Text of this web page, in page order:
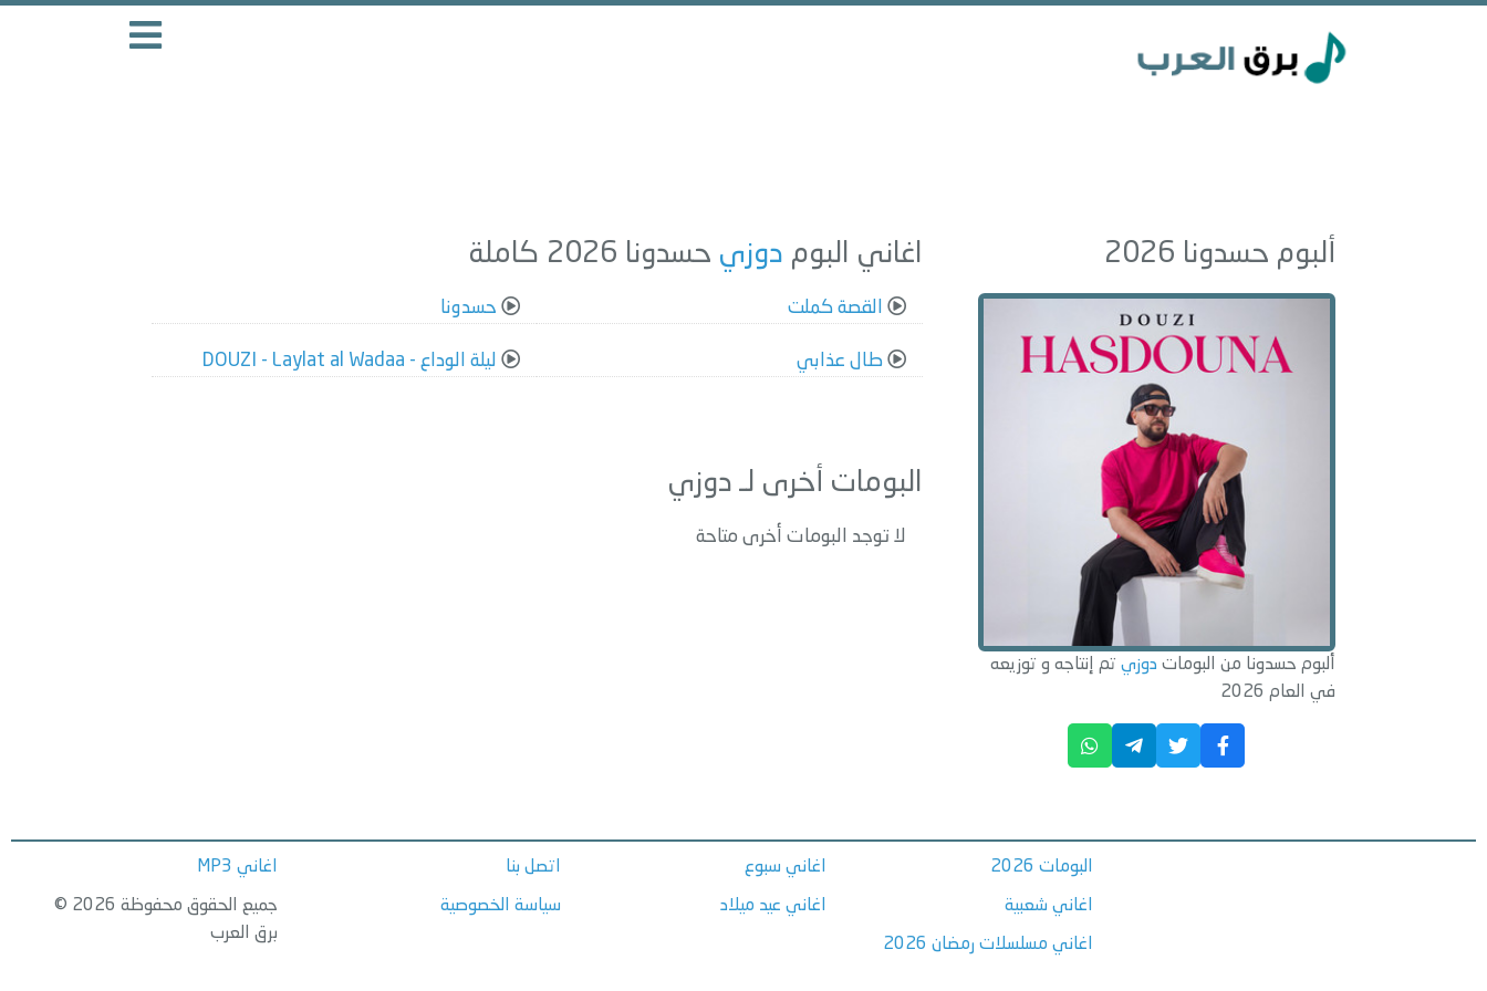
ألبوم حسدونا 2026
ألبوم حسدونا من البومات دوزي تم إنتاجه و توزيعه
في العام 2026
اغاني البوم دوزي حسدونا 2026 كاملة
القصة كملت حسدونا
طال عذابي ليلة الوداع - DOUZI - Laylat al Wadaa
البومات أخرى لـ دوزي
لا توجد البومات أخرى متاحة
البومات 2026
اغاني شعبية
اغاني مسلسلات رمضان 2026
اغاني سبوع
اغاني عيد ميلاد
اتصل بنا
سياسة الخصوصية
اغاني MP3
جميع الحقوق محفوظة 2026 ©
برق العرب